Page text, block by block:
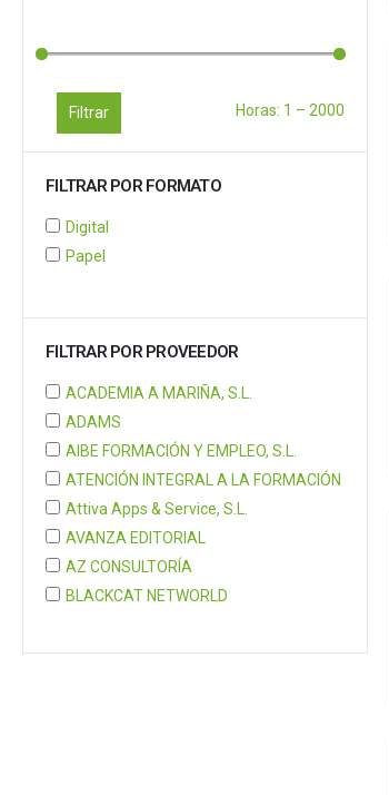
Filtrar Horas: 1 – 2000
FILTRAR POR FORMATO
Digital
Papel
FILTRAR POR PROVEEDOR
ACADEMIA A MARIÑA, S.L.
ADAMS
AIBE FORMACIÓN Y EMPLEO, S.L.
ATENCIÓN INTEGRAL A LA FORMACIÓN
Attiva Apps & Service, S.L.
AVANZA EDITORIAL
AZ CONSULTORÍA
BLACKCAT NETWORLD
COGNITA PLUS, S.L.